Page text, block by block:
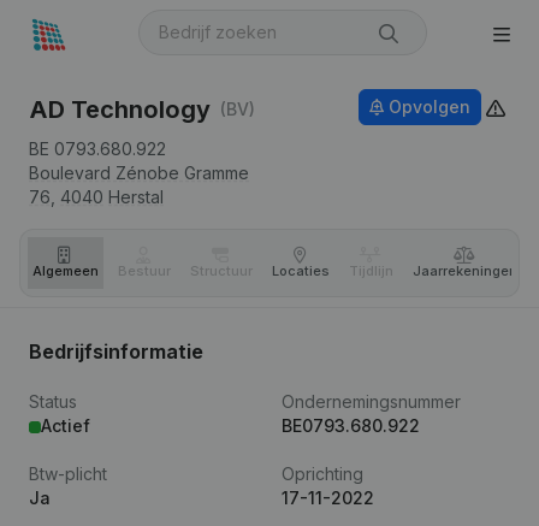
AD Technology (BV)
BE 0793.680.922
Boulevard Zénobe Gramme
76, 4040 Herstal
Opvolgen
Algemeen Bestuur Structuur Locaties Tijdlijn Jaar­rekeningen
Bedrijfsinformatie
Status
Actief
Ondernemingsnummer
BE0793.680.922
Btw-plicht
Ja
Oprichting
17-11-2022